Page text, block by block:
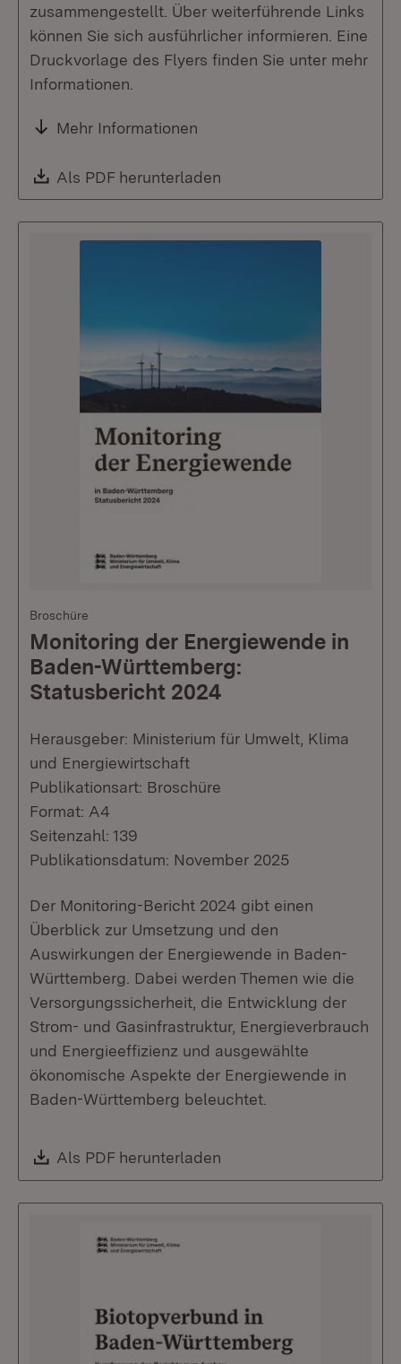
zusammengestellt. Über weiterführende Links
können Sie sich ausführlicher informieren. Eine
Druckvorlage des Flyers finden Sie unter mehr
Informationen.
Mehr Informationen
Download:
Als PDF herunterladen
Broschüre
Monitoring der Energiewende in
Baden-Württemberg:
Statusbericht 2024
Herausgeber: Ministerium für Umwelt, Klima
und Energiewirtschaft
Publikationsart: Broschüre
Format: A4
Seitenzahl: 139
Publikationsdatum: November 2025
Der Monitoring-Bericht 2024 gibt einen
Überblick zur Umsetzung und den
Auswirkungen der Energiewende in Baden-
Württemberg. Dabei werden Themen wie die
Versorgungssicherheit, die Entwicklung der
Strom- und Gasinfrastruktur, Energieverbrauch
und Energieeffizienz und ausgewählte
ökonomische Aspekte der Energiewende in
Baden-Württemberg beleuchtet.
Download:
Als PDF herunterladen